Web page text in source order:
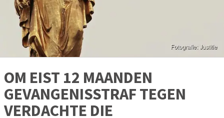
OM EIST 12 MAANDEN
GEVANGENISSTRAF TEGEN
VERDACHTE DIE